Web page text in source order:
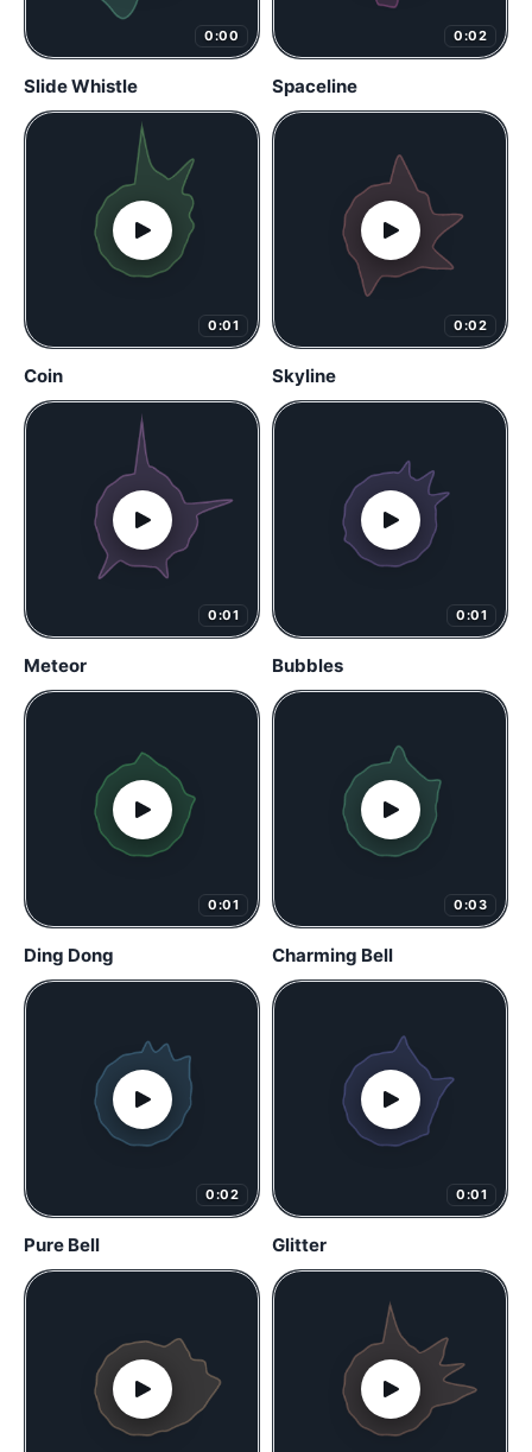
0:00
Slide Whistle
0:02
Spaceline
0:01
Coin
0:02
Skyline
0:01
Meteor
0:01
Bubbles
0:01
Ding Dong
0:03
Charming Bell
0:02
Pure Bell
0:01
Glitter